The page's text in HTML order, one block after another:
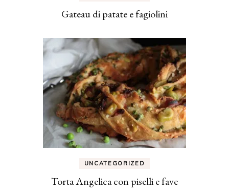
Gateau di patate e fagiolini
UNCATEGORIZED
Torta Angelica con piselli e fave